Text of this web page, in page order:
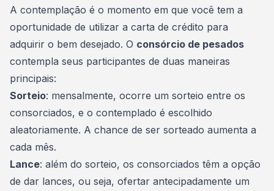
A contemplação é o momento em que você tem a
oportunidade de utilizar a carta de crédito para
adquirir o bem desejado. O consórcio de pesados
contempla seus participantes de duas maneiras
principais:
Sorteio: mensalmente, ocorre um sorteio entre os
consorciados, e o contemplado é escolhido
aleatoriamente. A chance de ser sorteado aumenta a
cada mês.
Lance: além do sorteio, os consorciados têm a opção
de dar lances, ou seja, ofertar antecipadamente um